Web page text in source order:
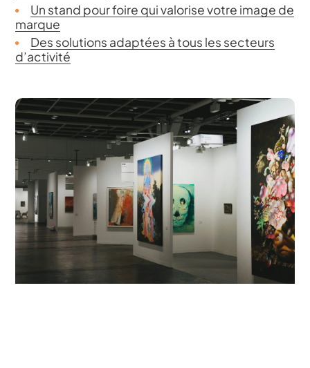
Un stand pour foire qui valorise votre image de
marque
Des solutions adaptées à tous les secteurs
d’activité